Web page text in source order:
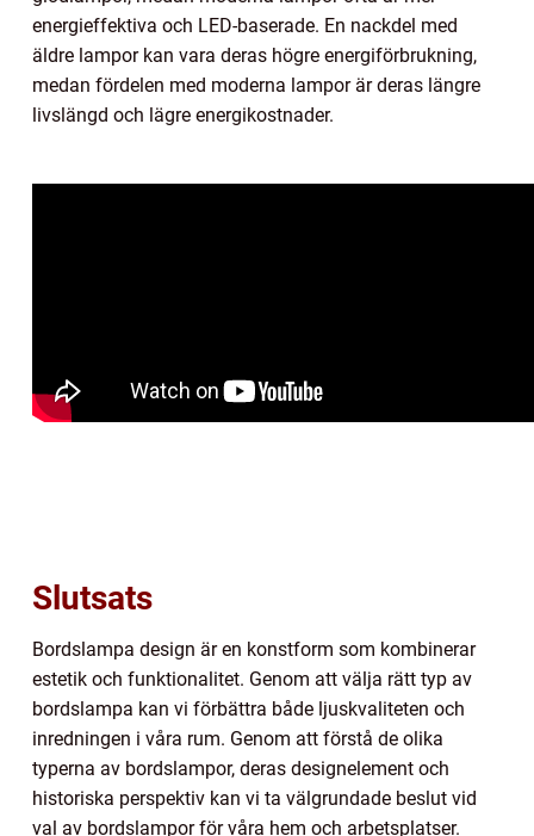
energieffektiva och LED-baserade. En nackdel med
äldre lampor kan vara deras högre energiförbrukning,
medan fördelen med moderna lampor är deras längre
livslängd och lägre energikostnader.
Slutsats
Bordslampa design är en konstform som kombinerar
estetik och funktionalitet. Genom att välja rätt typ av
bordslampa kan vi förbättra både ljuskvaliteten och
inredningen i våra rum. Genom att förstå de olika
typerna av bordslampor, deras designelement och
historiska perspektiv kan vi ta välgrundade beslut vid
val av bordslampor för våra hem och arbetsplatser.